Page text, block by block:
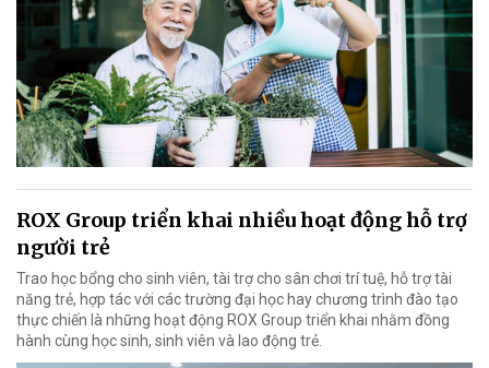
ROX Group triển khai nhiều hoạt động hỗ trợ
người trẻ
Trao học bổng cho sinh viên, tài trợ cho sân chơi trí tuệ, hỗ trợ tài
năng trẻ, hợp tác với các trường đại học hay chương trình đào tạo
thực chiến là những hoạt động ROX Group triển khai nhằm đồng
hành cùng học sinh, sinh viên và lao động trẻ.